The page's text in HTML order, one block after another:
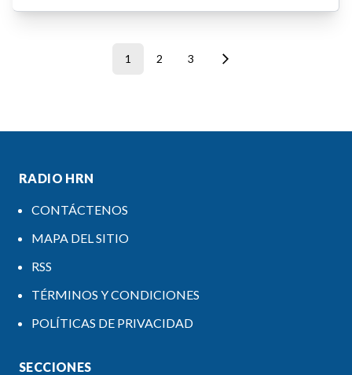
1 2 3
RADIO HRN
CONTÁCTENOS
MAPA DEL SITIO
RSS
TÉRMINOS Y CONDICIONES
POLÍTICAS DE PRIVACIDAD
SECCIONES